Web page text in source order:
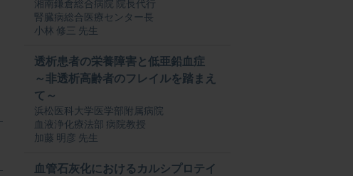
湘南鎌倉総合病院 院長代行
腎臓病総合医療センター長
小林 修三 先生
透析患者の栄養障害と低亜鉛血症
～非透析高齢者のフレイルを踏まえ
て～
浜松医科大学医学部附属病院
血液浄化療法部 病院教授
加藤 明彦 先生
血管石灰化におけるカルシプロテイ